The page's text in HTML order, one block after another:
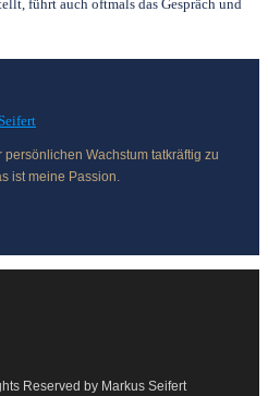
führt auch oftmals das Gespräch und
Wachstum tatkräftig zu
ist meine Passion.
Reserved by Markus Seifert